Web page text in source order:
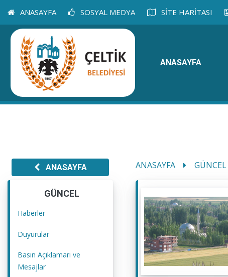
ANASAYFA SOSYAL MEDYA SİTE HARİTASI
ANASAYFA
ANASAYFA
GÜNCEL
Haberler
Duyurular
Basın Açıklamarı ve
Mesajlar
ANASAYFA GÜNCEL